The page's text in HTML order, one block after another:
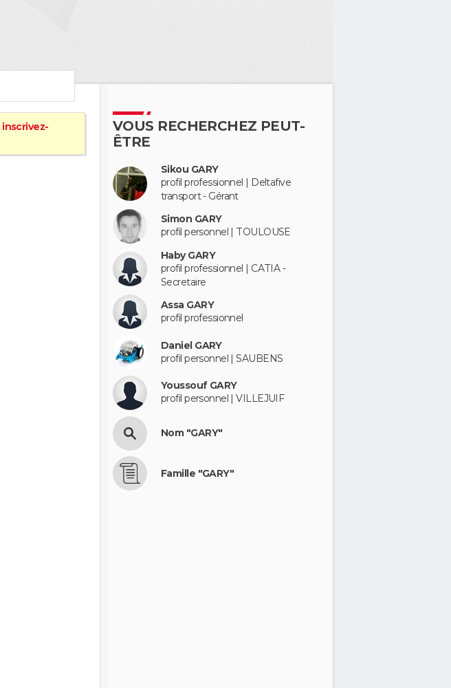
inscrivez-
VOUS RECHERCHEZ PEUT-
ÊTRE
Sikou GARY
profil professionnel | Deltafive
transport - Gérant
Simon GARY
profil personnel | TOULOUSE
Haby GARY
profil professionnel | CATIA -
Secretaire
Assa GARY
profil professionnel
Daniel GARY
profil personnel | SAUBENS
Youssouf GARY
profil personnel | VILLEJUIF
Nom "GARY"
Famille "GARY"